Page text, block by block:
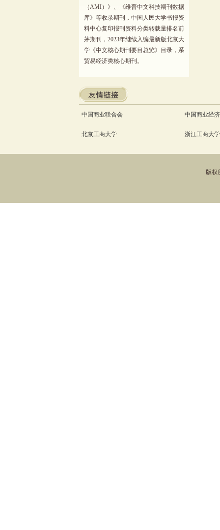
（AMI）》、《维普中文科技期刊数据
库》等收录期刊，中国人民大学书报资
料中心复印报刊资料分类转载量排名前
茅期刊，2023年继续入编最新版北京大
学《中文核心期刊要目总览》目录，系
贸易经济类核心期刊。
中国商业联合会 中国商业经
北京工商大学 浙江工商大学
版